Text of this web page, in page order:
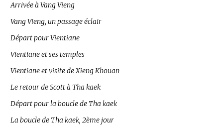
Arrivée à Vang Vieng
Vang Vieng, un passage éclair
Départ pour Vientiane
Vientiane et ses temples
Vientiane et visite de Xieng Khouan
Le retour de Scott à Tha kaek
Départ pour la boucle de Tha kaek
La boucle de Tha kaek, 2ème jour